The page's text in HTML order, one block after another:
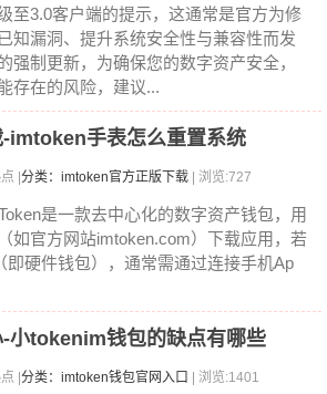
至3.0客户端的提示，这通常是官方为修
知漏洞、提升系统安全性与兼容性而发
强制更新，为确保您的数字资产安全，
存在的风险，建议...
imtoken手表怎么重置系统
| 分类：imtoken官方正版下载 | 浏览:727
是一款去中心化的数字资产钱包，用
如官方网站imtoken.com）下载应用，若
即硬件钱包），通常需通过连接手机Ap
小tokenim钱包的缺点有哪些
| 分类：imtoken钱包官网入口 | 浏览:1401